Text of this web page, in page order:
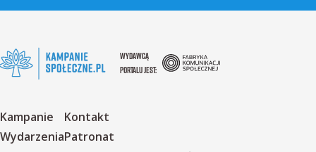
WYDAWCĄ
PORTALU JEST:
Kampanie
Wydarzenia
Kontakt
Patronat